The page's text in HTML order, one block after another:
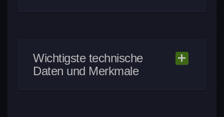
Kaufen
So testet WALDFOTO
Wichtigste technische
Daten und Merkmale